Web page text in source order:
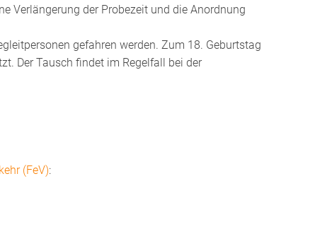
Verlängerung der Probezeit und die Anordnung
gefahren werden. Zum 18. Geburtstag
Der Tausch findet im Regelfall bei der
(FeV):